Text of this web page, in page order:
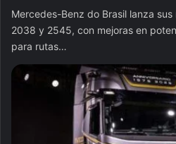
Mercedes-Benz do Brasil lanza
2038 y 2545, con mejoras en
para rutas…